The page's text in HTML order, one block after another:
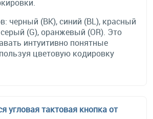
черный (BK), синий (BL), красный
(G), оранжевый (OR). Это
интуитивно понятные
цветовую кодировку
угловая тактовая кнопка от